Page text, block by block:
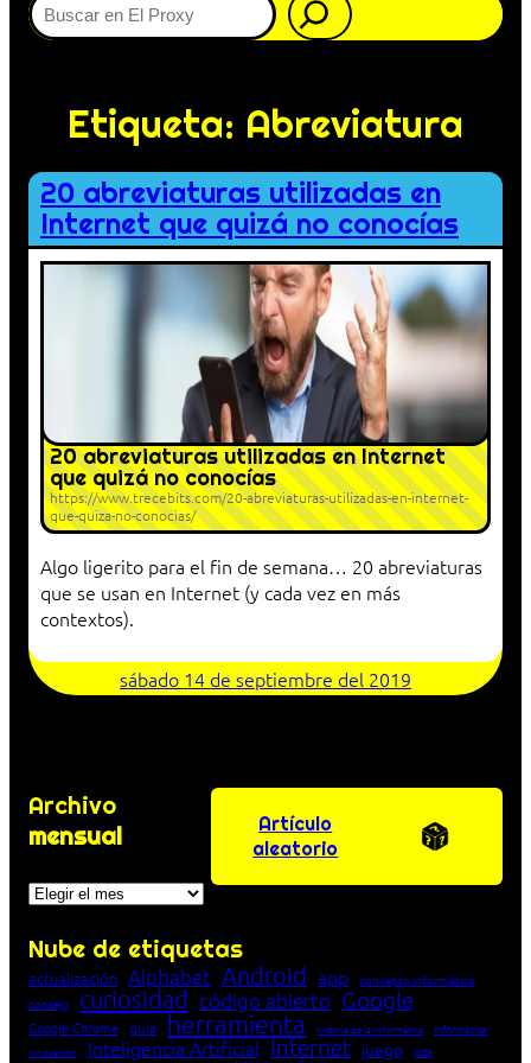
Etiqueta: Abreviatura
20 abreviaturas utilizadas en
Internet que quizá no conocías
20 abreviaturas utilizadas en Internet
que quizá no conocías
https://www.trecebits.com/20-abreviaturas-utilizadas-en-internet-
que-quiza-no-conocias/
Algo ligerito para el fin de semana… 20 abreviaturas
que se usan en Internet (y cada vez en más
contextos).
sábado 14 de septiembre del 2019
Archivo
mensual
Archivos
Artículo
aleatorio
Nube de etiquetas
actualización Alphabet Android app concepto informático
consejo
curiosidad código abierto Google
Google Chrome guía herramienta historia de la Informática Informática
innovación Inteligencia Artificial Internet juego lista